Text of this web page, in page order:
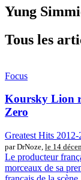
Yung
Tous les
Focus
Koursky Lion
Zero
Greatest Hits 2012​-​
par DrNoze, le 14
Le producteur
morceaux de sa